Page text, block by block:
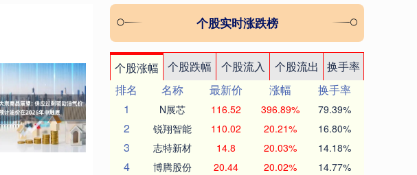
个股实时涨跌榜
个股涨幅 个股跌幅 个股流入 个股流出
换手率
排名
名称 最新价 涨幅
换手率
1
N展芯 116.52 396.89% 79.39%
2 锐翔智能 110.02 20.21% 16.80%
3 志特新材 14.8 20.03% 14.18%
4 博腾股份 20.44 20.02% 14.77%